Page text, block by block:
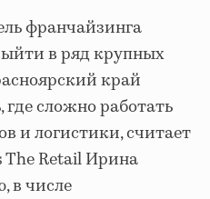
франчайзинга
в ряд крупных
край
где сложно работать
и логистики, считает
The Retail Ирина
в числе